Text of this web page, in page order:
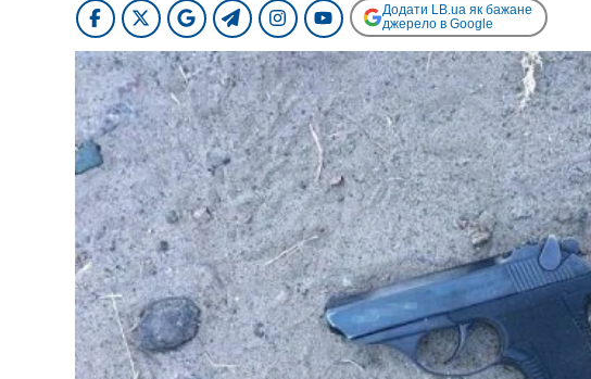
Додати LB.ua як бажане
джерело в Google